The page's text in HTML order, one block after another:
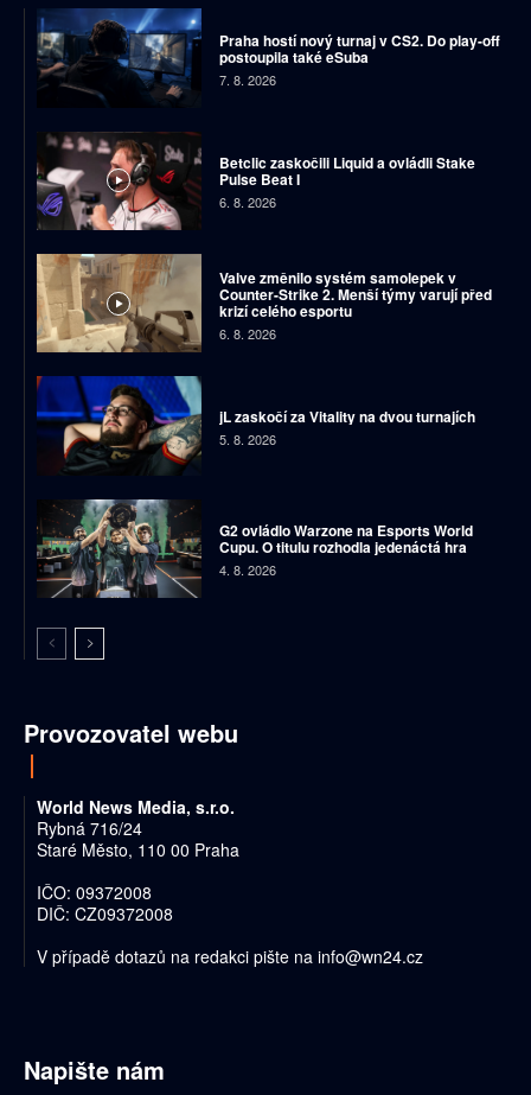
Praha hostí nový turnaj v CS2. Do play-off
postoupila také eSuba
7. 8. 2026
Betclic zaskočili Liquid a ovládli Stake
Pulse Beat I
6. 8. 2026
Valve změnilo systém samolepek v
Counter-Strike 2. Menší týmy varují před
krizí celého esportu
6. 8. 2026
jL zaskočí za Vitality na dvou turnajích
5. 8. 2026
G2 ovládlo Warzone na Esports World
Cupu. O titulu rozhodla jedenáctá hra
4. 8. 2026
Provozovatel webu
World News Media, s.r.o.
Rybná 716/24
Staré Město, 110 00 Praha
IČO: 09372008
DIČ: CZ09372008
V případě dotazů na redakci pište na info@wn24.cz
Napište nám